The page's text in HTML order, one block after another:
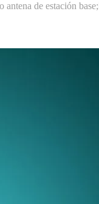
de estación base;